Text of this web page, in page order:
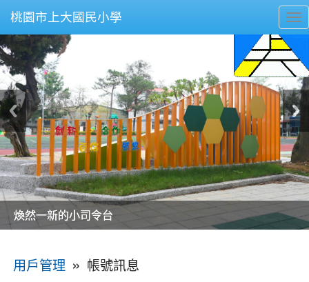
桃園市上大國民小學
美麗的操場是我們活力的來源
美麗的操場是我們活力的來源
煥然一新的小司令台
煥然一新的小司令台
富含桃園埤塘田園風光意象的中廊
富含桃園埤塘田園風光意象的中廊
嶄新的中庭廣場
嶄新的中庭廣場
水生池生生不息
水生池生生不息
用戶管理 » 帳號訊息